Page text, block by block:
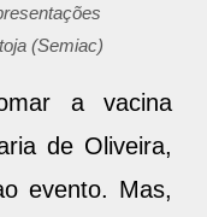
(Semiac)
a vacina
de Oliveira,
evento. Mas,